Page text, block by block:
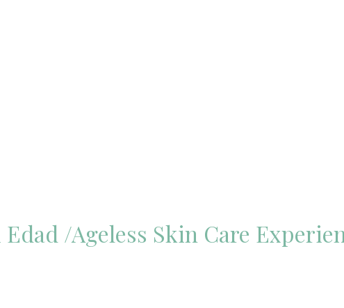
/Ageless Skin Care